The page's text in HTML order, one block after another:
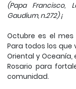
(Papa Francisco,
Gaudium, n.272) ¡
Octubre es el mes
Para todos los que
Oriental y
Rosario para
comunidad.